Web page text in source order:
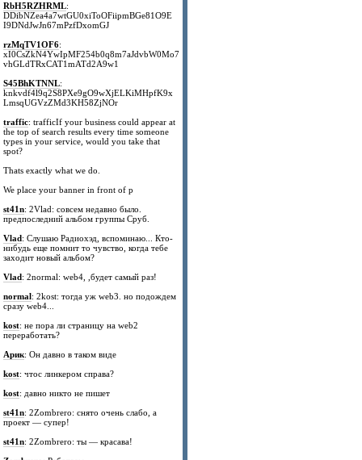
RbH5RZHRML:
DDibNZea4a7wtGU0xiToOFiipmBGe81O9E
I9DNdJwJn67mPzfDxomGJ
rzMqTV1OF6:
xI0CsZkN4YwIpMF254b0q8m7aJdvbW0Mo7
vhGLdTRxCAT1mATd2A9w1
S45BhKTNNL:
knkvdf4l9q2S8PXe9gO9wXjELKiMHpfK9x
LmsqUGVzZMd3KH58ZjNOr
traffic: trafficIf your business could appear at
the top of search results every time someone
types in your service, would you take that
spot?
Thats exactly what we do.
We place your banner in front of p
st41n: 2Vlad: совсем недавно было.
предпоследний альбом группы Сруб.
Vlad: Слушаю Радиохэд, вспоминаю... Кто-
нибудь еще помнит то чувство, когда тебе
заходит новый альбом?
Vlad: 2normal: web4, ,будет самый раз!
normal: 2kost: тогда уж web3. но подождем
сразу web4...
kost: не пора ли страницу на web2
переработать?
Арик: Он давно в таком виде
kost: чтос линкером справа?
kost: давно никто не пишет
st41n: 2Zombrero: снято очень слабо, а
проект — супер!
st41n: 2Zombrero: ты — красава!